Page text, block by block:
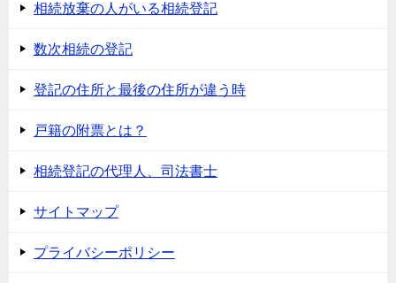
相続放棄の人がいる相続登記
数次相続の登記
登記の住所と最後の住所が違う時
戸籍の附票とは？
相続登記の代理人、司法書士
サイトマップ
プライバシーポリシー